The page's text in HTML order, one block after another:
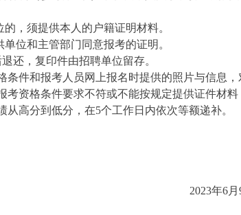
，须提供本人的户籍证明材料。
位和主管部门同意报考的证明。
还，复印件由招聘单位留存。
条件和报考人员网上报名时提供的照片与信息，
考资格条件要求不符或不能按规定提供证件材料
高分到低分，在5个工作日内依次等额递补。
2023年6